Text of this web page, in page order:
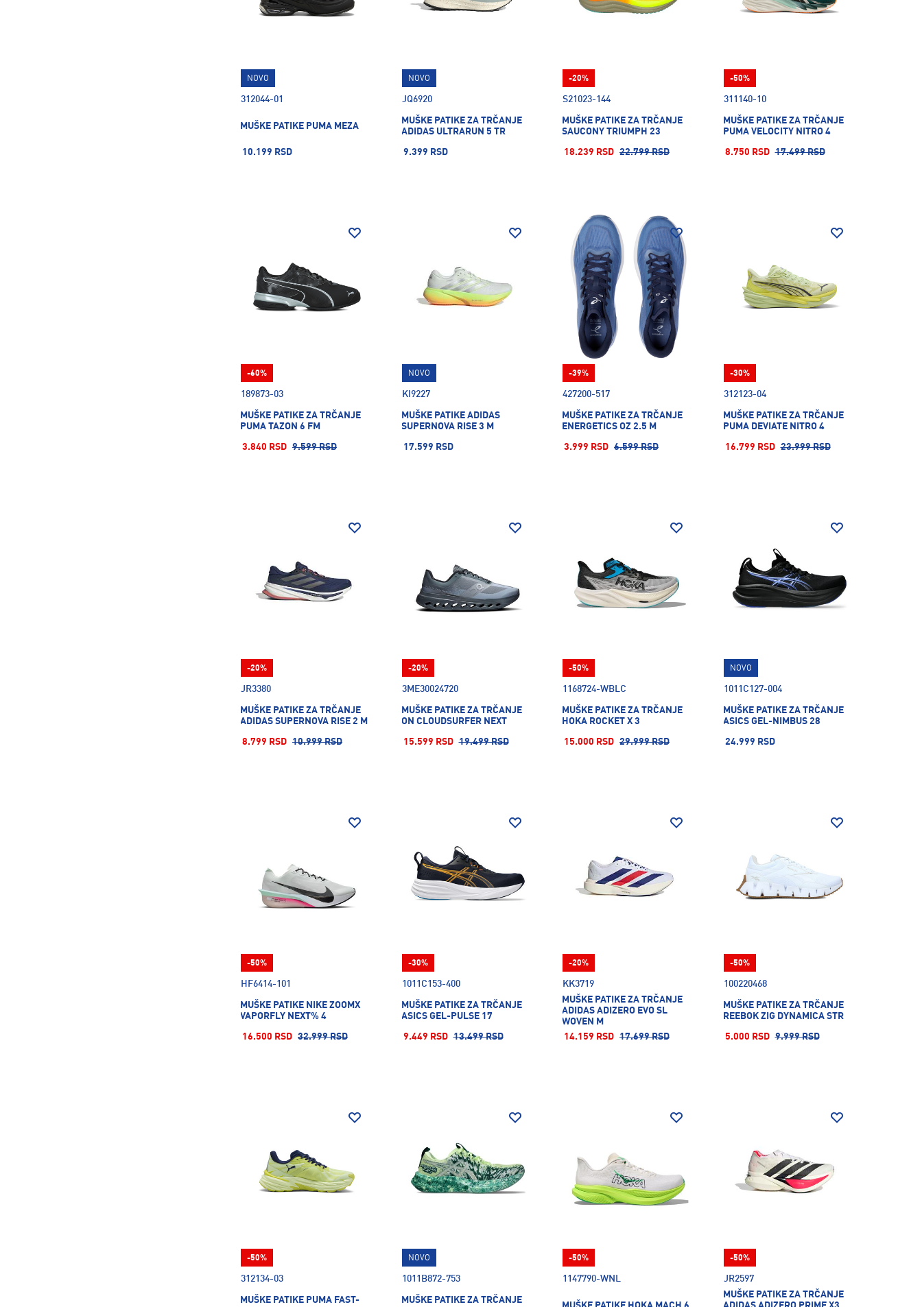
312044-01
MUŠKE PATIKE PUMA MEZA
10.199 RSD
NOVO
JQ6920
MUŠKE PATIKE ZA TRČANJE
ADIDAS ULTRARUN 5 TR
9.399 RSD
NOVO
S21023-144
MUŠKE PATIKE ZA TRČANJE
SAUCONY TRIUMPH 23
18.239 RSD 22.799 RSD
-20%
311140-10
MUŠKE PATIKE ZA TRČANJE
PUMA VELOCITY NITRO 4
8.750 RSD 17.499 RSD
-50%
189873-03
MUŠKE PATIKE ZA TRČANJE
PUMA TAZON 6 FM
3.840 RSD 9.599 RSD
-60%
KI9227
MUŠKE PATIKE ADIDAS
SUPERNOVA RISE 3 M
17.599 RSD
NOVO
427200-517
MUŠKE PATIKE ZA TRČANJE
ENERGETICS OZ 2.5 M
3.999 RSD 6.599 RSD
-39%
312123-04
MUŠKE PATIKE ZA TRČANJE
PUMA DEVIATE NITRO 4
16.799 RSD 23.999 RSD
-30%
JR3380
MUŠKE PATIKE ZA TRČANJE
ADIDAS SUPERNOVA RISE 2 M
8.799 RSD 10.999 RSD
-20%
3ME30024720
MUŠKE PATIKE ZA TRČANJE
ON CLOUDSURFER NEXT
15.599 RSD 19.499 RSD
-20%
1168724-WBLC
MUŠKE PATIKE ZA TRČANJE
HOKA ROCKET X 3
15.000 RSD 29.999 RSD
-50%
1011C127-004
MUŠKE PATIKE ZA TRČANJE
ASICS GEL-NIMBUS 28
24.999 RSD
NOVO
HF6414-101
MUŠKE PATIKE NIKE ZOOMX
VAPORFLY NEXT% 4
16.500 RSD 32.999 RSD
-50%
1011C153-400
MUŠKE PATIKE ZA TRČANJE
ASICS GEL-PULSE 17
9.449 RSD 13.499 RSD
-30%
KK3719
MUŠKE PATIKE ZA TRČANJE
ADIDAS ADIZERO EVO SL
WOVEN M
14.159 RSD 17.699 RSD
-20%
100220468
MUŠKE PATIKE ZA TRČANJE
REEBOK ZIG DYNAMICA STR
5.000 RSD 9.999 RSD
-50%
312134-03
MUŠKE PATIKE PUMA FAST-
-50%
1011B872-753
MUŠKE PATIKE ZA TRČANJE
NOVO
1147790-WNL
-50%
JR2597
MUŠKE PATIKE ZA TRČANJE
-50%